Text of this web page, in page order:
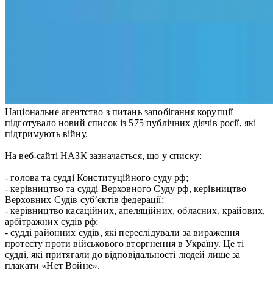
Національне агентство з питань запобігання корупції
підготувало новий список із 575 публічних діячів росії, які
підтримують війну.
На веб-сайті НАЗК зазначається, що у списку:
- голова та судді Конституційного суду рф;
- керівництво та судді Верховного Суду рф, керівництво
Верховних Судів суб’єктів федерації;
- керівництво касаційних, апеляційних, обласних, крайових,
арбітражних судів рф;
- судді районних судів, які переслідували за вираження
протесту проти військового вторгнення в Україну. Це ті
судді, які притягали до відповідальності людей лише за
плакати «Нет Войне».